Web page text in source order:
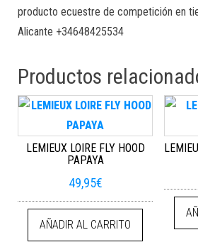
producto ecuestre de competición en
Alicante +34648425534
Productos
LEMIEUX LOIRE FLY HOOD
PAPAYA
49,95€
AÑADIR AL CARRITO